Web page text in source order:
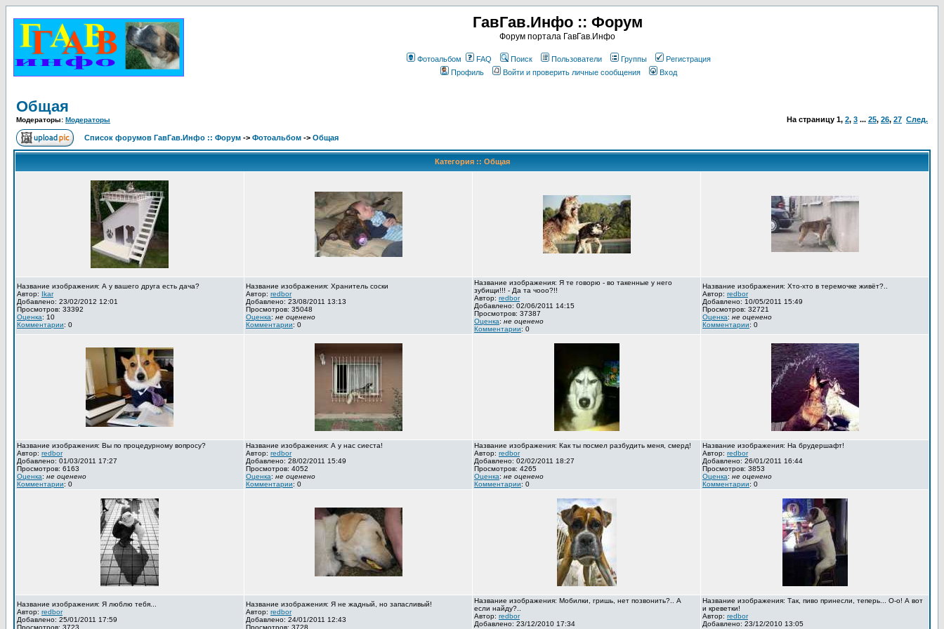
ГавГав.Инфо :: Форум
Форум портала ГавГав.Инфо
Фотоальбом FAQ Поиск Пользователи Группы
Регистрация
Профиль
Войти и проверить личные сообщения Вход
Общая
Модераторы: Модераторы На страницу 1, 2, 3 ... 25, 26, 27 След.
Список форумов ГавГав.Инфо :: Форум -> Фотоальбом -> Общая
Категория :: Общая
Название изображения: А у вашего друга есть дача?
Автор: Ikar
Добавлено: 23/02/2012 12:01
Просмотров: 33392
Оценка: 10
Комментарии: 0
Название изображения: Хранитель соски
Автор: redbor
Добавлено: 23/08/2011 13:13
Просмотров: 35048
Оценка: не оценено
Комментарии: 0
Название изображения: Я те говорю - во такенные у него
зубищи!!! - Да та чооо?!!
Автор: redbor
Добавлено: 02/06/2011 14:15
Просмотров: 37387
Оценка: не оценено
Комментарии: 0
Название изображения: Хто-хто в теремочке живёт?..
Автор: redbor
Добавлено: 10/05/2011 15:49
Просмотров: 32721
Оценка: не оценено
Комментарии: 0
Название изображения: Вы по процедурному вопросу?
Автор: redbor
Добавлено: 01/03/2011 17:27
Просмотров: 6163
Оценка: не оценено
Комментарии: 0
Название изображения: А у нас сиеста!
Автор: redbor
Добавлено: 28/02/2011 15:49
Просмотров: 4052
Оценка: не оценено
Комментарии: 0
Название изображения: Как ты посмел разбудить меня, смерд!
Автор: redbor
Добавлено: 02/02/2011 18:27
Просмотров: 4265
Оценка: не оценено
Комментарии: 0
Название изображения: На брудершафт!
Автор: redbor
Добавлено: 26/01/2011 16:44
Просмотров: 3853
Оценка: не оценено
Комментарии: 0
Название изображения: Я люблю тебя...
Автор: redbor
Добавлено: 25/01/2011 17:59
Просмотров: 3723
Название изображения: Я не жадный, но запасливый!
Автор: redbor
Добавлено: 24/01/2011 12:43
Просмотров: 3728
Название изображения: Мобилки, гришь, нет позвонить?.. А
если найду?..
Автор: redbor
Добавлено: 23/12/2010 17:34
Название изображения: Так, пиво принесли, теперь... О-о! А вот
и креветки!
Автор: redbor
Добавлено: 23/12/2010 13:05